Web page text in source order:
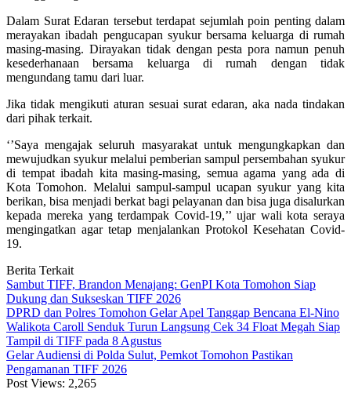
Dalam Surat Edaran tersebut terdapat sejumlah poin penting dalam
merayakan ibadah pengucapan syukur bersama keluarga di rumah
masing-masing. Dirayakan tidak dengan pesta pora namun penuh
kesederhanaan bersama keluarga di rumah dengan tidak
mengundang tamu dari luar.
Jika tidak mengikuti aturan sesuai surat edaran, aka nada tindakan
dari pihak terkait.
‘’Saya mengajak seluruh masyarakat untuk mengungkapkan dan
mewujudkan syukur melalui pemberian sampul persembahan syukur
di tempat ibadah kita masing-masing, semua agama yang ada di
Kota Tomohon. Melalui sampul-sampul ucapan syukur yang kita
berikan, bisa menjadi berkat bagi pelayanan dan bisa juga disalurkan
kepada mereka yang terdampak Covid-19,’’ ujar wali kota seraya
mengingatkan agar tetap menjalankan Protokol Kesehatan Covid-
19.
Berita Terkait
Sambut TIFF, Brandon Menajang: ​GenPI Kota Tomohon Siap
Dukung dan Sukseskan TIFF 2026
DPRD dan Polres Tomohon Gelar Apel Tanggap Bencana El-Nino
Walikota Caroll Senduk Turun Langsung Cek 34 Float Megah Siap
Tampil di TIFF pada 8 Agustus
Gelar Audiensi di Polda Sulut, Pemkot Tomohon Pastikan
Pengamanan TIFF 2026
Post Views: 2,265